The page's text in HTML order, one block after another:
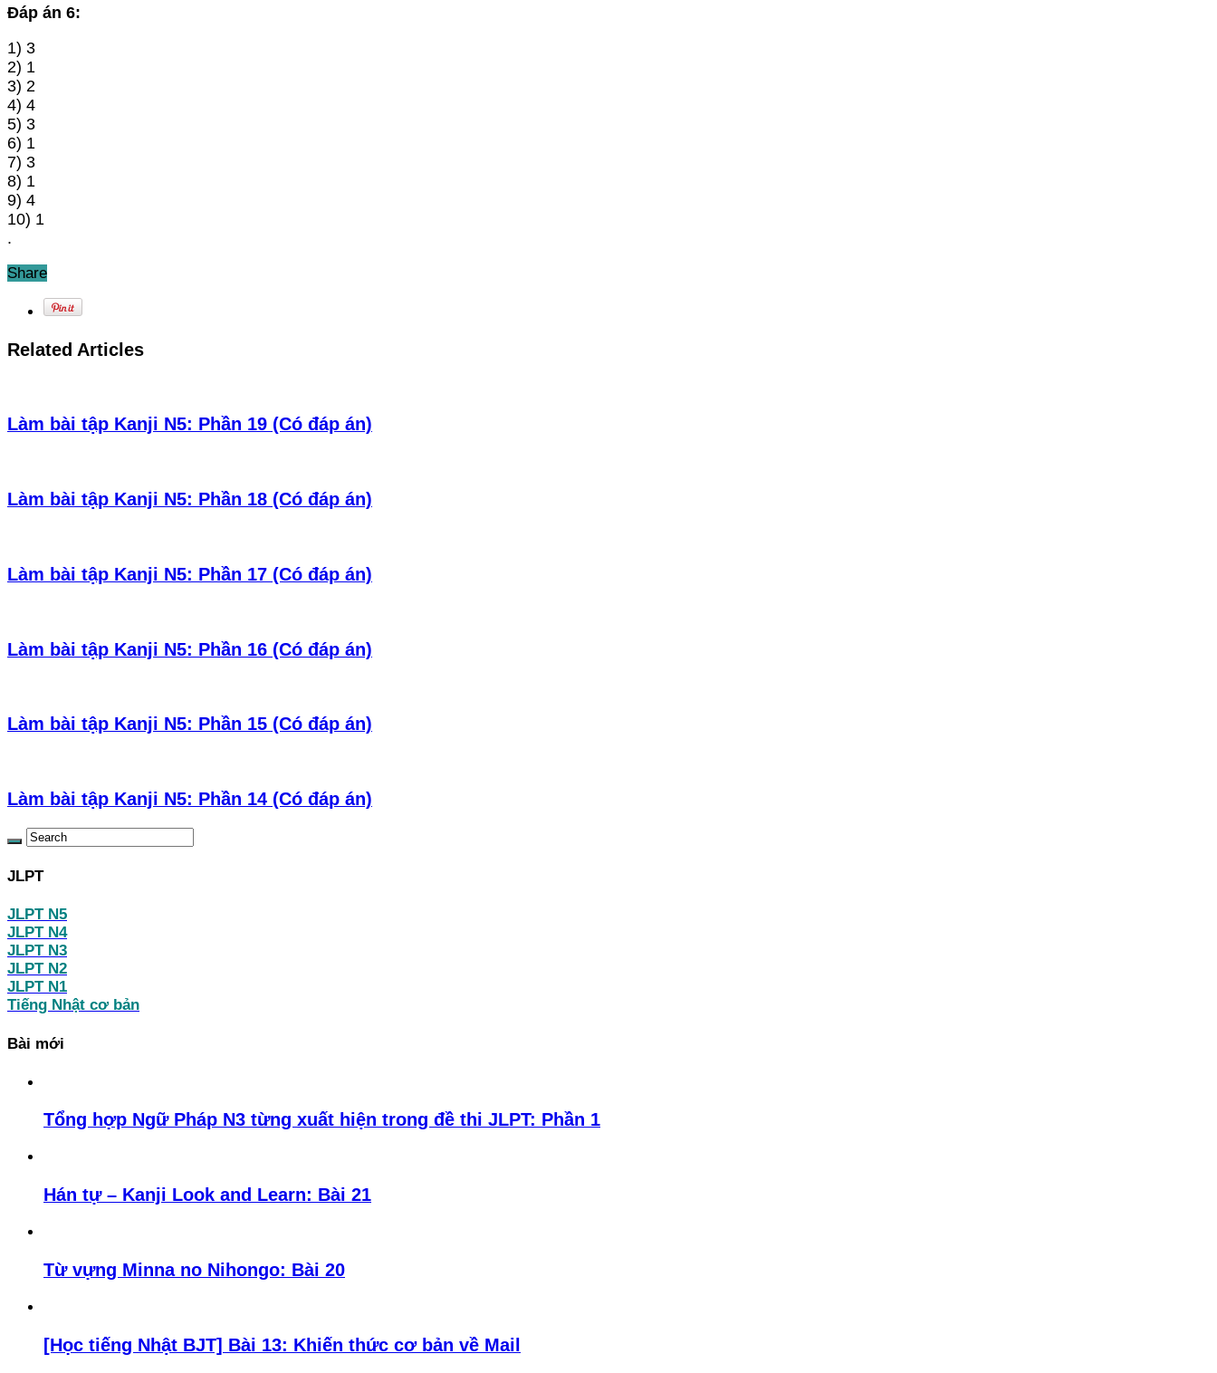
Đáp án 6:
1) 3
2) 1
3) 2
4) 4
5) 3
6) 1
7) 3
8) 1
9) 4
10) 1
.
Share
Related Articles
Làm bài tập Kanji N5: Phần 19 (Có đáp án)
Làm bài tập Kanji N5: Phần 18 (Có đáp án)
Làm bài tập Kanji N5: Phần 17 (Có đáp án)
Làm bài tập Kanji N5: Phần 16 (Có đáp án)
Làm bài tập Kanji N5: Phần 15 (Có đáp án)
Làm bài tập Kanji N5: Phần 14 (Có đáp án)
JLPT
JLPT N5
JLPT N4
JLPT N3
JLPT N2
JLPT N1
Tiếng Nhật cơ bản
Bài mới
Tổng hợp Ngữ Pháp N3 từng xuất hiện trong đề thi JLPT: Phần 1
Hán tự – Kanji Look and Learn: Bài 21
Từ vựng Minna no Nihongo: Bài 20
[Học tiếng Nhật BJT] Bài 13: Khiến thức cơ bản về Mail